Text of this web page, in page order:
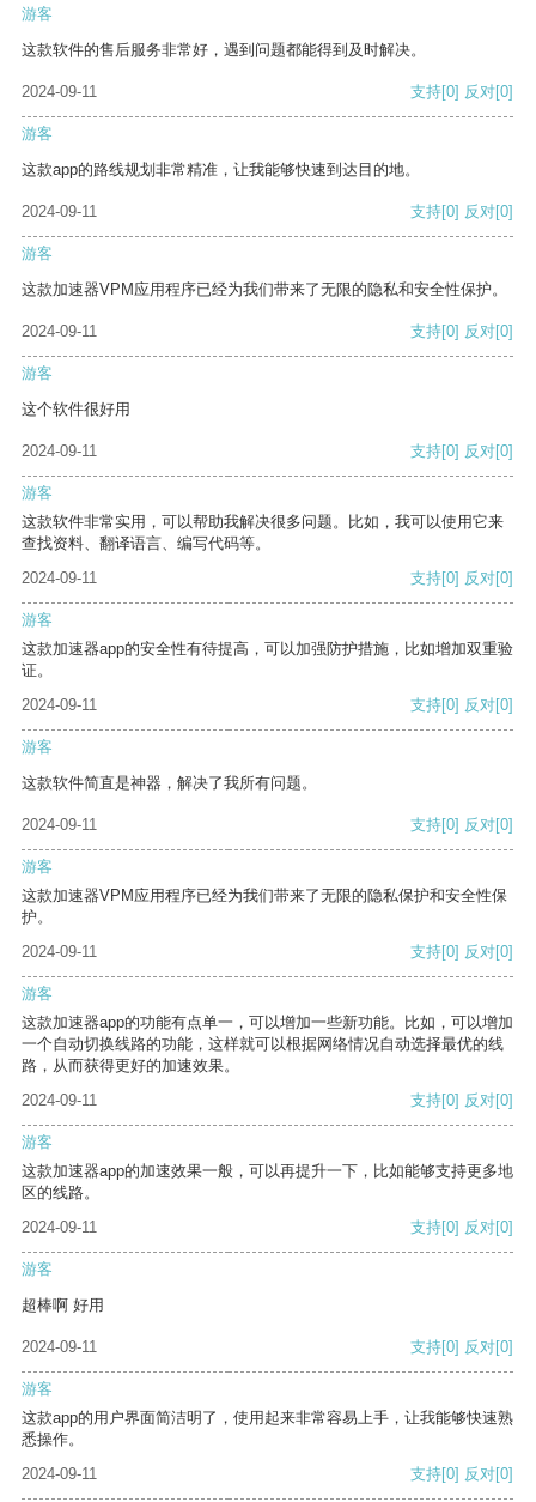
游客
这款软件的售后服务非常好，遇到问题都能得到及时解决。
2024-09-11 支持[0] 反对[0]
游客
这款app的路线规划非常精准，让我能够快速到达目的地。
2024-09-11 支持[0] 反对[0]
游客
这款加速器VPM应用程序已经为我们带来了无限的隐私和安全性保护。
2024-09-11 支持[0] 反对[0]
游客
这个软件很好用
2024-09-11 支持[0] 反对[0]
游客
这款软件非常实用，可以帮助我解决很多问题。比如，我可以使用它来
查找资料、翻译语言、编写代码等。
2024-09-11
支持[0] 反对[0]
游客
这款加速器app的安全性有待提高，可以加强防护措施，比如增加双重验
证。
2024-09-11
支持[0] 反对[0]
游客
这款软件简直是神器，解决了我所有问题。
2024-09-11 支持[0] 反对[0]
游客
这款加速器VPM应用程序已经为我们带来了无限的隐私保护和安全性保
护。
2024-09-11
支持[0] 反对[0]
游客
这款加速器app的功能有点单一，可以增加一些新功能。比如，可以增加
一个自动切换线路的功能，这样就可以根据网络情况自动选择最优的线
路，从而获得更好的加速效果。
2024-09-11
支持[0] 反对[0]
游客
这款加速器app的加速效果一般，可以再提升一下，比如能够支持更多地
区的线路。
2024-09-11
支持[0] 反对[0]
游客
超棒啊 好用
2024-09-11 支持[0] 反对[0]
游客
这款app的用户界面简洁明了，使用起来非常容易上手，让我能够快速熟
悉操作。
2024-09-11
支持[0] 反对[0]